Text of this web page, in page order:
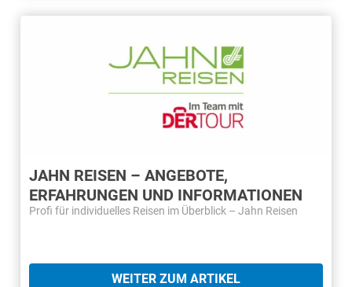
JAHN REISEN – ANGEBOTE,
ERFAHRUNGEN UND INFORMATIONEN
Profi für individuelles Reisen im Überblick – Jahn Reisen
WEITER ZUM ARTIKEL